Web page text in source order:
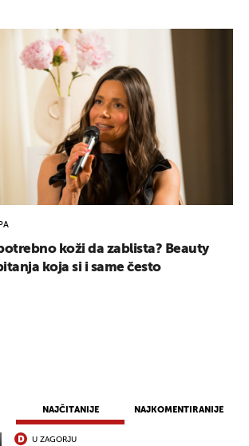
NAJČITANIJE NAJKOMENTIRANIJE
U ZAGORJU
koži da zablista? Beauty
koja si i same često